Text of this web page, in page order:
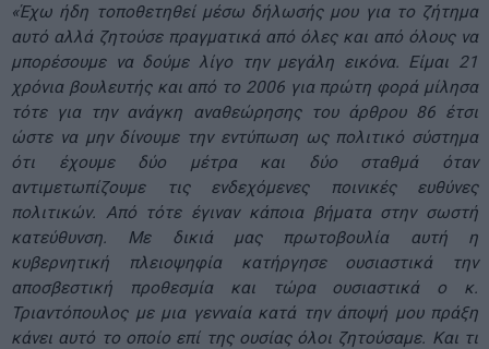
«Έχω ήδη τοποθετηθεί μέσω δήλωσής μου για το ζήτημα
αυτό αλλά ζητούσε πραγματικά από όλες και από όλους να
μπορέσουμε να δούμε λίγο την μεγάλη εικόνα. Είμαι 21
χρόνια βουλευτής και από το 2006 για πρώτη φορά μίλησα
τότε για την ανάγκη αναθεώρησης του άρθρου 86 έτσι
ώστε να μην δίνουμε την εντύπωση ως πολιτικό σύστημα
ότι έχουμε δύο μέτρα και δύο σταθμά όταν
αντιμετωπίζουμε τις ενδεχόμενες ποινικές ευθύνες
πολιτικών. Από τότε έγιναν κάποια βήματα στην σωστή
κατεύθυνση. Με δικιά μας πρωτοβουλία αυτή η
κυβερνητική πλειοψηφία κατήργησε ουσιαστικά την
αποσβεστική προθεσμία και τώρα ουσιαστικά ο κ.
Τριαντόπουλος με μια γενναία κατά την άποψή μου πράξη
κάνει αυτό το οποίο επί της ουσίας όλοι ζητούσαμε. Και τι